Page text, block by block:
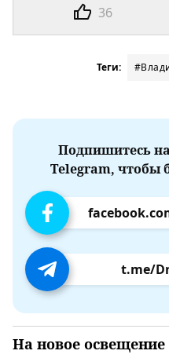
36
Теги:
Подпишитесь
Telegram, чтобы
t.me/
На новое